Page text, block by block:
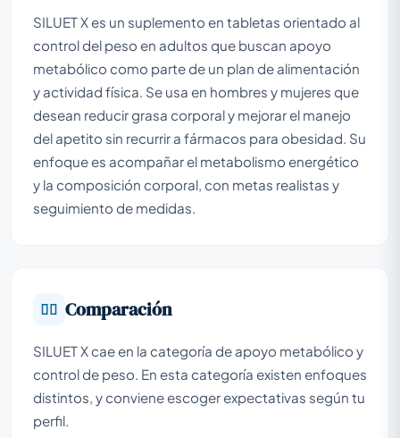
SILUET X es un suplemento en tabletas orientado al
control del peso en adultos que buscan apoyo
metabólico como parte de un plan de alimentación
y actividad física. Se usa en hombres y mujeres que
desean reducir grasa corporal y mejorar el manejo
del apetito sin recurrir a fármacos para obesidad. Su
enfoque es acompañar el metabolismo energético
y la composición corporal, con metas realistas y
seguimiento de medidas.
Comparación
SILUET X cae en la categoría de apoyo metabólico y
control de peso. En esta categoría existen enfoques
distintos, y conviene escoger expectativas según tu
perfil.